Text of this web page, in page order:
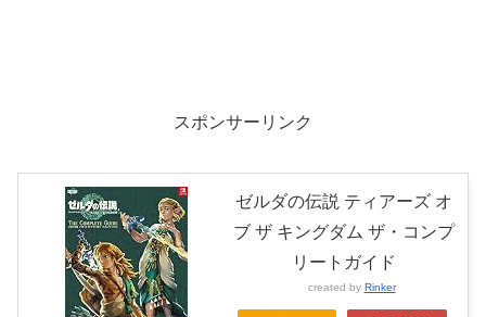
スポンサーリンク
ゼルダの伝説 ティアーズ オ
ブ ザ キングダム ザ・コンプ
リートガイド
created by Rinker